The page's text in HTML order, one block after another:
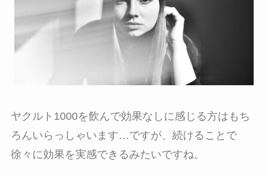
ヤクルト1000を飲んで効果なしに感じる方はもち
ろんいらっしゃいます…ですが、続けることで
徐々に効果を実感できるみたいですね。